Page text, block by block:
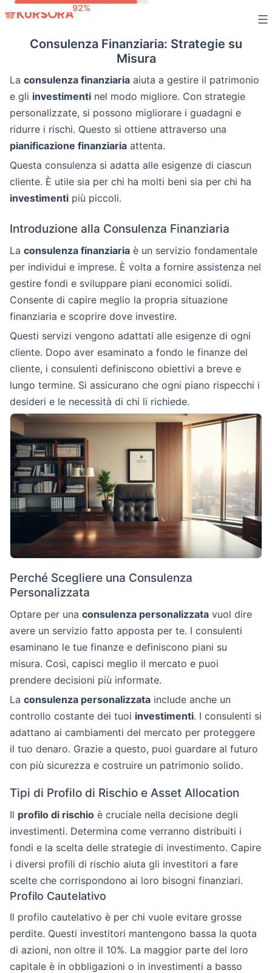
contentConsulenza Finanziaria: Strategie su
Misura
La consulenza finanziaria aiuta a gestire il patrimonio
e gli investimenti nel modo migliore. Con strategie
personalizzate, si possono migliorare i guadagni e
ridurre i rischi. Questo si ottiene attraverso una
pianificazione finanziaria attenta.
Questa consulenza si adatta alle esigenze di ciascun
cliente. È utile sia per chi ha molti beni sia per chi ha
investimenti più piccoli.
Introduzione alla Consulenza Finanziaria
La consulenza finanziaria è un servizio fondamentale
per individui e imprese. È volta a fornire assistenza nel
gestire fondi e sviluppare piani economici solidi.
Consente di capire meglio la propria situazione
finanziaria e scoprire dove investire.
Questi servizi vengono adattati alle esigenze di ogni
cliente. Dopo aver esaminato a fondo le finanze del
cliente, i consulenti definiscono obiettivi a breve e
lungo termine. Si assicurano che ogni piano rispecchi i
desideri e le necessità di chi li richiede.
Perché Scegliere una Consulenza
Personalizzata
Optare per una consulenza personalizzata vuol dire
avere un servizio fatto apposta per te. I consulenti
esaminano le tue finanze e definiscono piani su
misura. Così, capisci meglio il mercato e puoi
prendere decisioni più informate.
La consulenza personalizzata include anche un
controllo costante dei tuoi investimenti. I consulenti si
adattano ai cambiamenti del mercato per proteggere
il tuo denaro. Grazie a questo, puoi guardare al futuro
con più sicurezza e costruire un patrimonio solido.
Tipi di Profilo di Rischio e Asset Allocation
Il profilo di rischio è cruciale nella decisione degli
investimenti. Determina come verranno distribuiti i
fondi e la scelta delle strategie di investimento. Capire
i diversi profili di rischio aiuta gli investitori a fare
scelte che corrispondono ai loro bisogni finanziari.
Profilo Cautelativo
Il profilo cautelativo è per chi vuole evitare grosse
perdite. Questi investitori mantengono bassa la quota
di azioni, non oltre il 10%. La maggior parte del loro
capitale è in obbligazioni o in investimenti a basso